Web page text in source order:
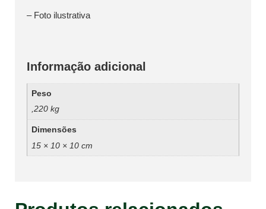
– Foto ilustrativa
Informação adicional
Peso
,220 kg
Dimensões
15 × 10 × 10 cm